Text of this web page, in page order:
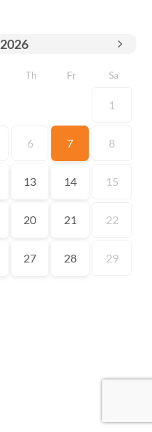
2026
Th Fr Sa
1
6 7 8
13 14 15
20 21 22
27 28 29